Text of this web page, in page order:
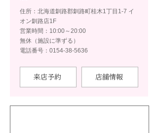
住所：北海道釧路郡釧路町桂木1丁目1-7 イ
オン釧路店1F
営業時間：10:00～20:00
無休（施設に準ずる）
電話番号：0154-38-5636
来店予約 店舗情報